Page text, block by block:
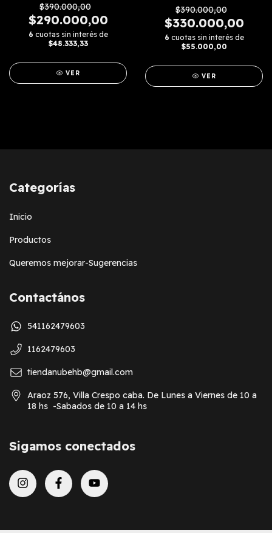
$390.000,00
$290.000,00
6 cuotas sin interés de
$48.333,33
VER
$390.000,00
$330.000,00
6 cuotas sin interés de
$55.000,00
VER
Categorías
Inicio
Productos
Queremos mejorar-Sugerencias
Contactános
541162479603
1162479603
tiendanubehb@gmail.com
Araoz 576, Villa Crespo caba. De Lunes a Viernes de 10 a
18 hs -Sabados de 10 a 14 hs
Sigamos conectados